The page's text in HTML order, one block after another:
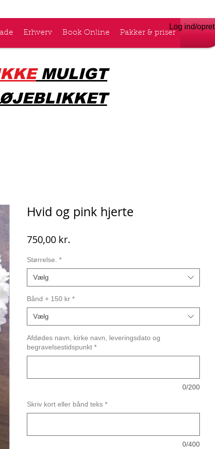
Erhverv Book Online Pakker & priser
Log ind/opret
MULIGT
Hvid og pink hjerte
750,00 kr.
Størrelse. *
Vælg
Bånd + 150 kr *
Vælg
Afdødes navn, kirke navn, leveringsdato og
begravelsestidspunkt *
0/200
Skriv kort eller bånd teks *
0/400